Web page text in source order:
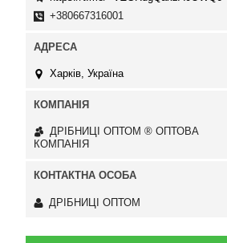
+380667316001
Харків, Україна
ДРІБНИЦІ ОПТОМ ® ОПТОВА
КОМПАНІЯ
ДРІБНИЦІ ОПТОМ